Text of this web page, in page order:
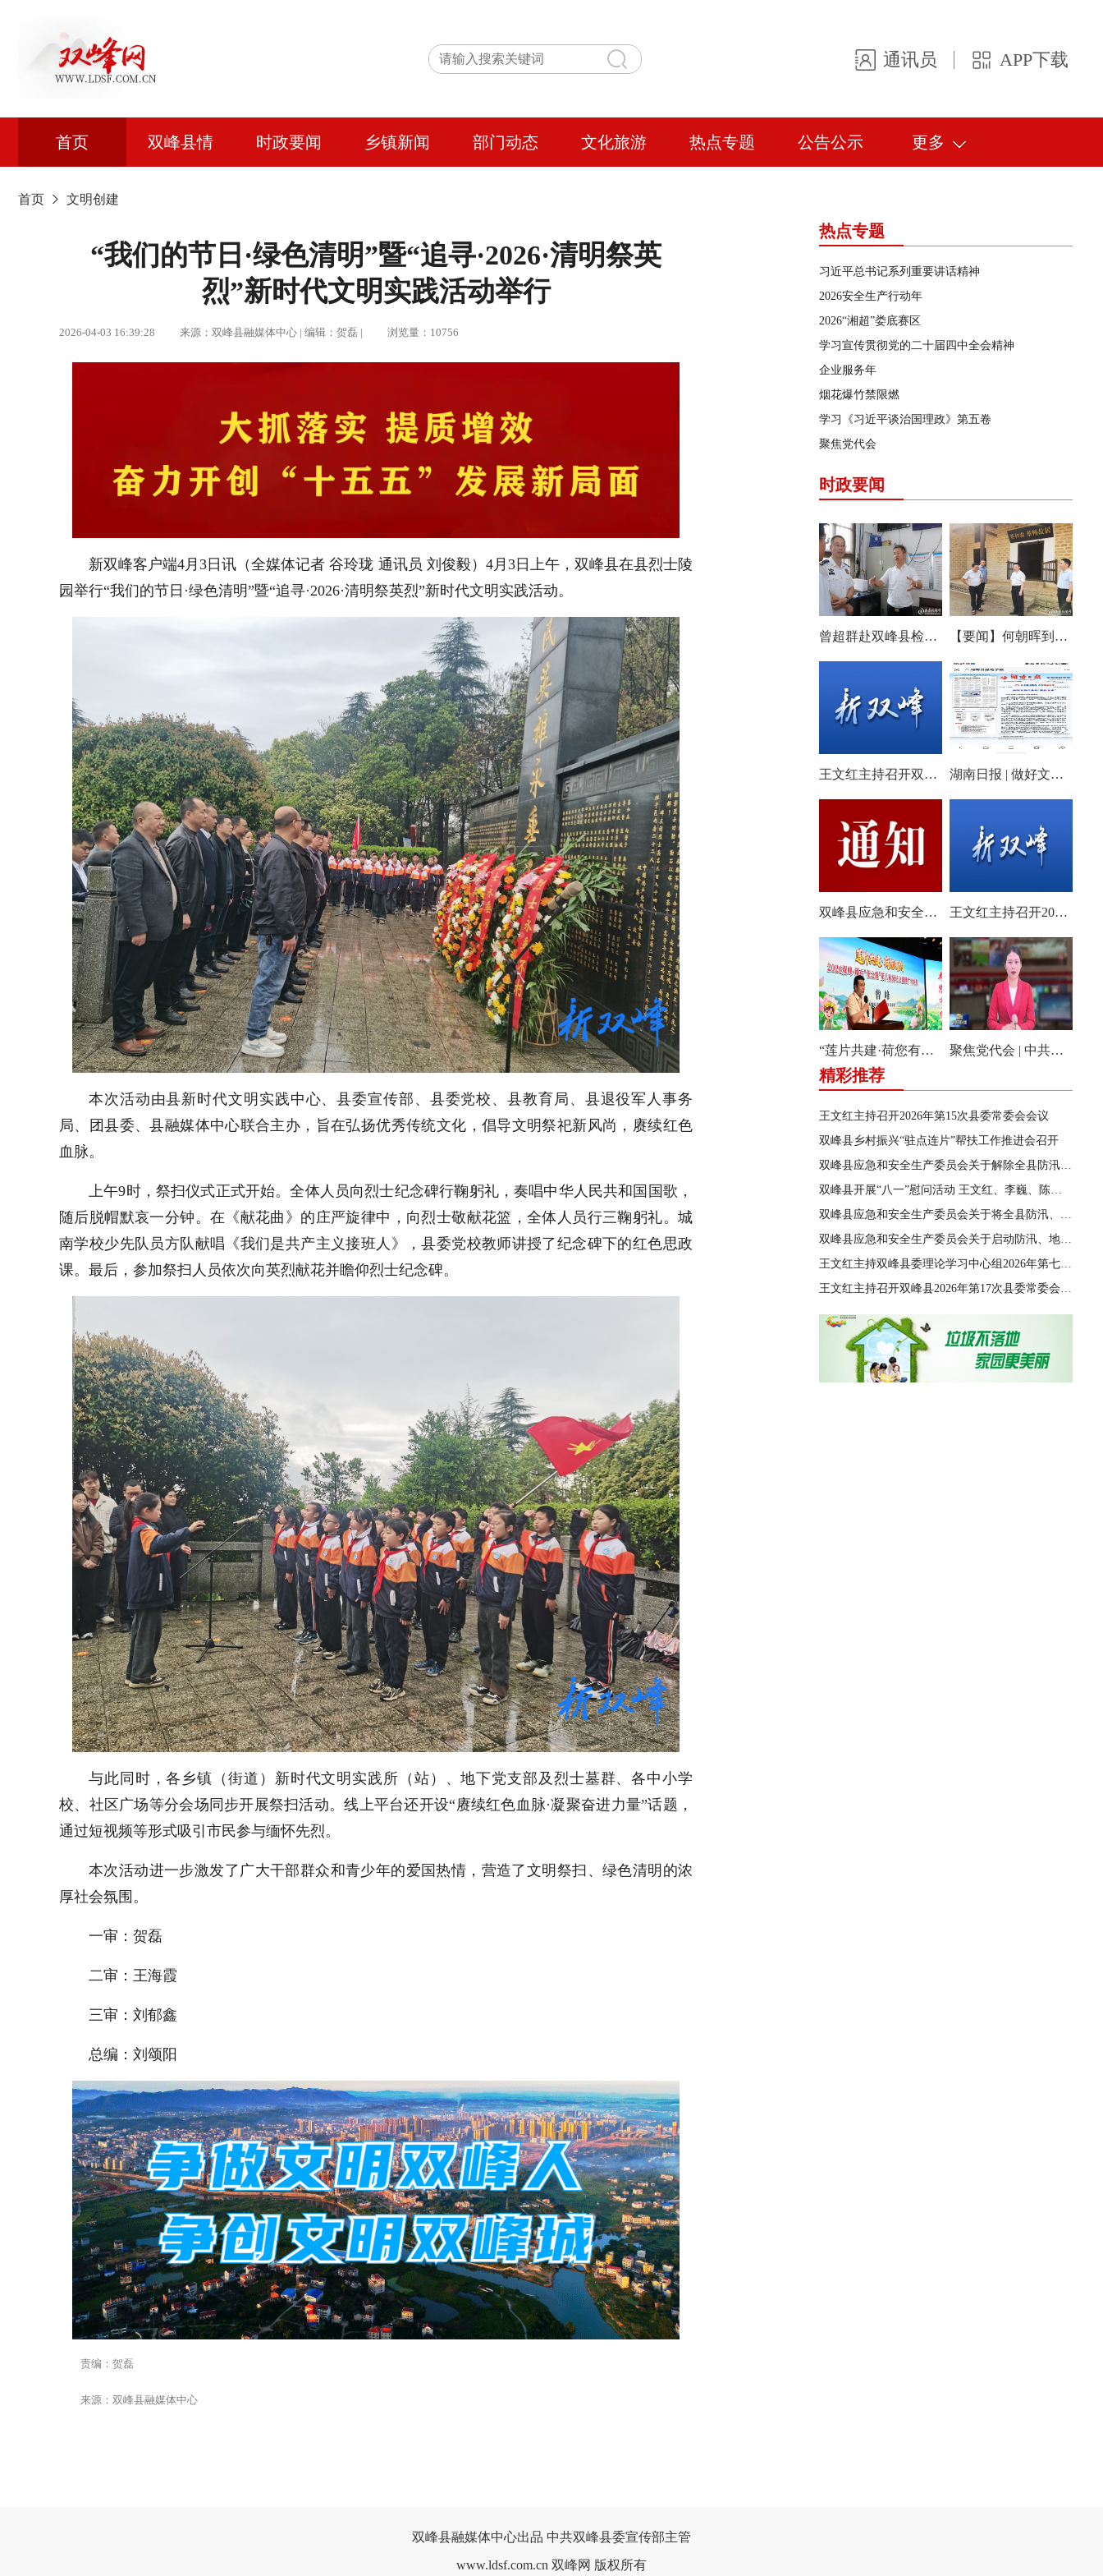
通讯员 APP下载
首页 双峰县情 时政要闻 乡镇新闻 部门动态 文化旅游 热点专题 公告公示 更多
首页 文明创建
“我们的节日·绿色清明”暨“追寻·2026·清明祭英
烈”新时代文明实践活动举行
2026-04-03 16:39:28 来源：双峰县融媒体中心 | 编辑：贺磊 | 浏览量：10756
新双峰客户端4月3日讯（全媒体记者 谷玲珑 通讯员 刘俊毅）4月3日上午，双峰县在县烈士陵
园举行“我们的节日·绿色清明”暨“追寻·2026·清明祭英烈”新时代文明实践活动。
本次活动由县新时代文明实践中心、县委宣传部、县委党校、县教育局、县退役军人事务
局、团县委、县融媒体中心联合主办，旨在弘扬优秀传统文化，倡导文明祭祀新风尚，赓续红色
血脉。
上午9时，祭扫仪式正式开始。全体人员向烈士纪念碑行鞠躬礼，奏唱中华人民共和国国歌，
随后脱帽默哀一分钟。在《献花曲》的庄严旋律中，向烈士敬献花篮，全体人员行三鞠躬礼。城
南学校少先队员方队献唱《我们是共产主义接班人》，县委党校教师讲授了纪念碑下的红色思政
课。最后，参加祭扫人员依次向英烈献花并瞻仰烈士纪念碑。
与此同时，各乡镇（街道）新时代文明实践所（站）、地下党支部及烈士墓群、各中小学
校、社区广场等分会场同步开展祭扫活动。线上平台还开设“赓续红色血脉·凝聚奋进力量”话题，
通过短视频等形式吸引市民参与缅怀先烈。
本次活动进一步激发了广大干部群众和青少年的爱国热情，营造了文明祭扫、绿色清明的浓
厚社会氛围。
一审：贺磊
二审：王海霞
三审：刘郁鑫
总编：刘颂阳
责编：贺磊
来源：双峰县融媒体中心
热点专题
习近平总书记系列重要讲话精神
2026安全生产行动年
2026“湘超”娄底赛区
学习宣传贯彻党的二十届四中全会精神
企业服务年
烟花爆竹禁限燃
学习《习近平谈治国理政》第五卷
聚焦党代会
时政要闻
曾超群赴双峰县检查安全生产工作 【要闻】何朝晖到双峰县调研：优化布局补齐短板 推动文旅产业提质增效
王文红主持召开双峰县2026年第18次县委常委会会议 湖南日报 | 做好文旅产业的“花样文章”
双峰县应急和安全生产委员会关于启动全县防汛、地质灾害、自然灾害救助四级应急响应的通知 王文红主持召开2026年第3次县委常委会（扩大）会议
“莲片共建·荷您有约” 2026双峰·锁石花之缘第八届荷花文旅推广体验月盛大开幕 聚焦党代会 | 中共双峰县第十四届委员会举行第一次全体会议
精彩推荐
王文红主持召开2026年第15次县委常委会会议
双峰县乡村振兴“驻点连片”帮扶工作推进会召开
双峰县应急和安全生产委员会关于解除全县防汛、地质灾害、自然灾害救助三级应急响应的通知
双峰县开展“八一”慰问活动 王文红、李巍、陈善干、王德文、李双红参加
双峰县应急和安全生产委员会关于将全县防汛、地质灾害、自然灾害救助应急响应由四级提升至三级的通知
双峰县应急和安全生产委员会关于启动防汛、地质灾害、自然灾害救助四级应急响应的通知
王文红主持双峰县委理论学习中心组2026年第七次集体（扩大）学习
王文红主持召开双峰县2026年第17次县委常委会会议
双峰县融媒体中心出品 中共双峰县委宣传部主管
www.ldsf.com.cn 双峰网 版权所有